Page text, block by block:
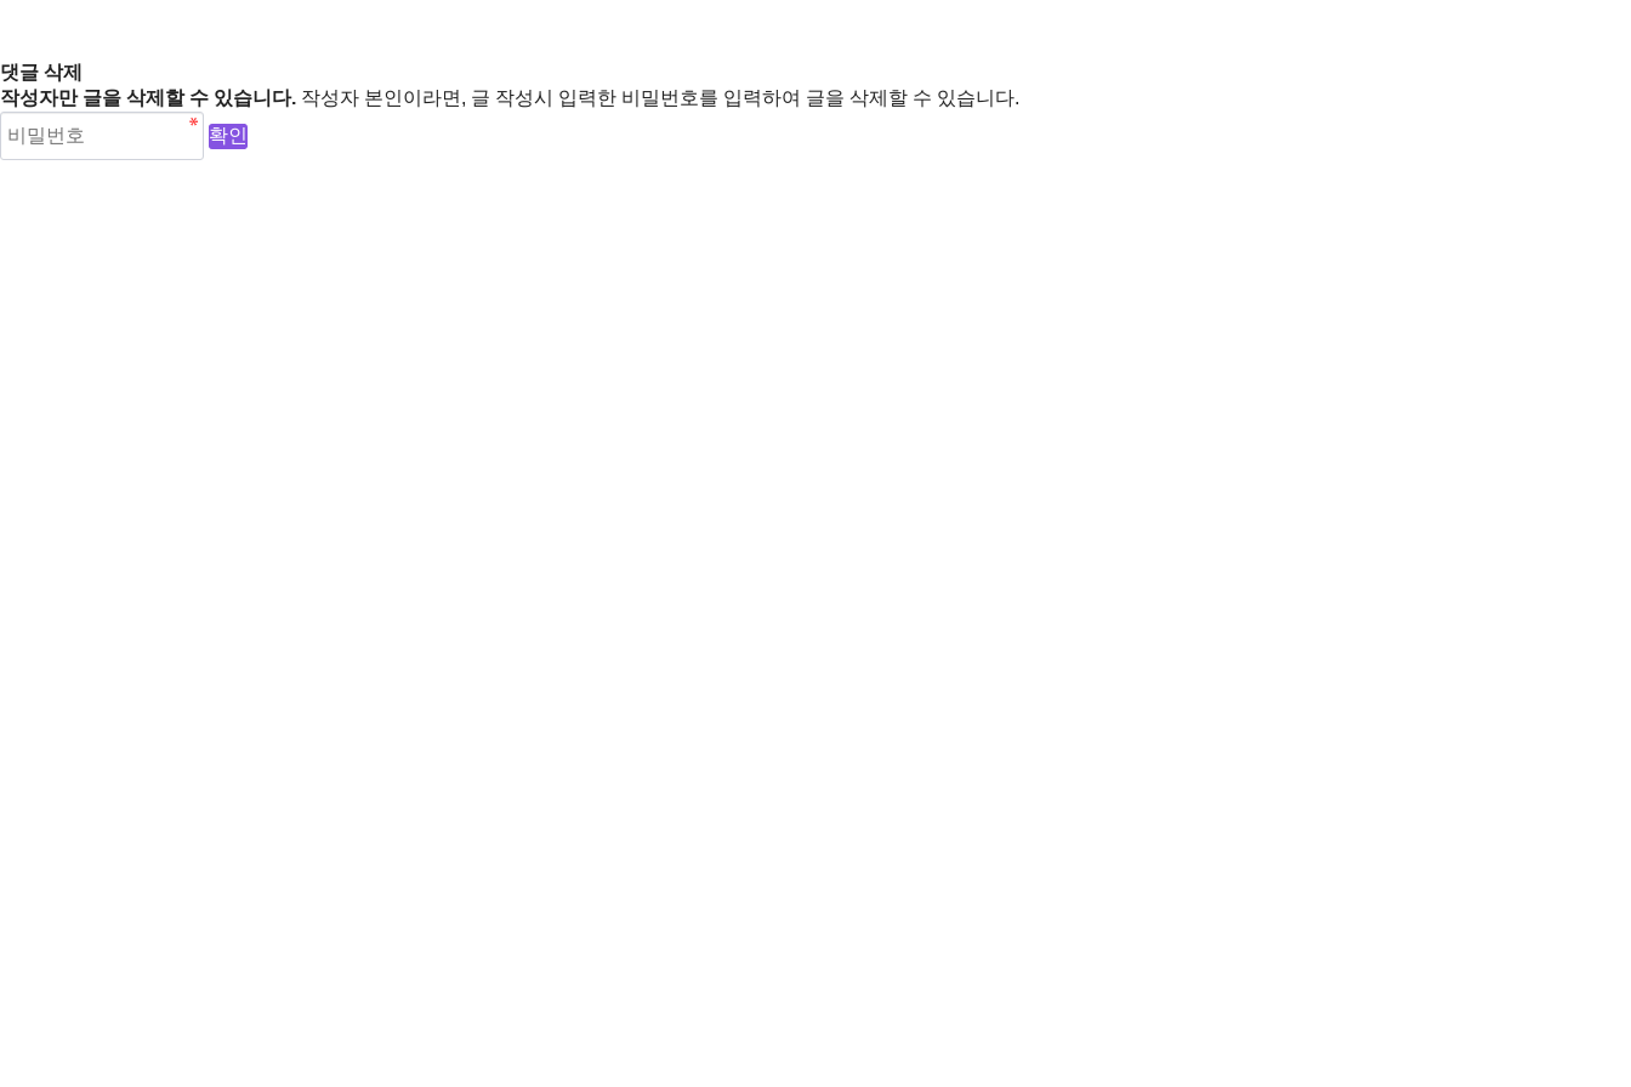
댓글 삭제
작성자만 글을 삭제할 수 있습니다. 작성자 본인이라면, 글 작성시 입력한 비밀번호를 입력하여 글을 삭제할 수 있습니다.